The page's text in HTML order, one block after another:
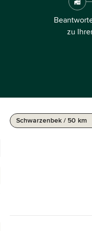
zu
Schwarzenbek / 50 km